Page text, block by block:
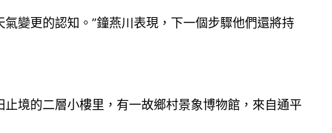
變更的認知。”鐘燕川表現，下一個步驟他們還將持
境的二層小樓里，有一故鄉村景象博物館，來自通平